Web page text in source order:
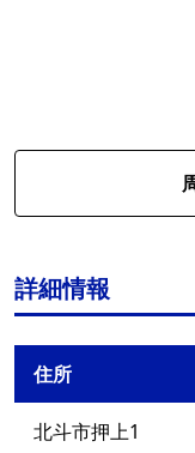
詳細情報
住所
北斗市押上1